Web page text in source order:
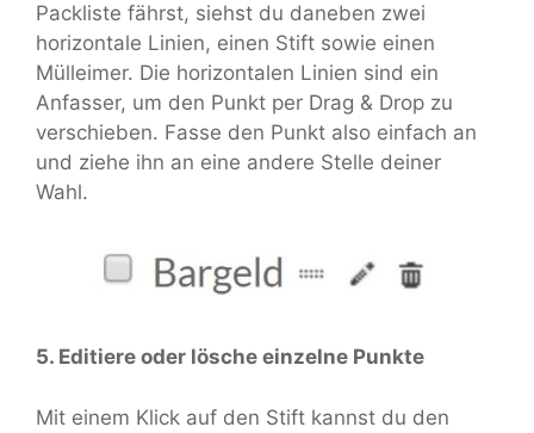
Packliste fährst, siehst du daneben zwei
horizontale Linien, einen Stift sowie einen
Mülleimer. Die horizontalen Linien sind ein
Anfasser, um den Punkt per Drag & Drop zu
verschieben. Fasse den Punkt also einfach an
und ziehe ihn an eine andere Stelle deiner
Wahl.
5. Editiere oder lösche einzelne Punkte
Mit einem Klick auf den Stift kannst du den